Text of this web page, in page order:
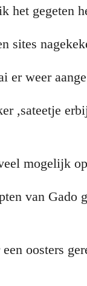
het gegeten
sites
er weer
,sateetje
mogelijk
van Gado
oosters